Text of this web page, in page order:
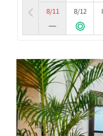
8/11
8/12